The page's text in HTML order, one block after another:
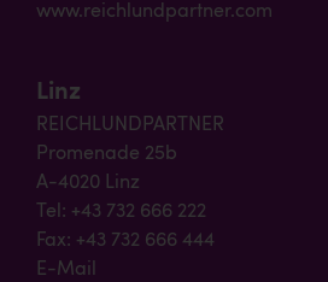
www.reichlundpartner.com
Linz
REICHLUNDPARTNER
Promenade 25b
A-4020 Linz
Tel: +43 732 666 222
Fax: +43 732 666 444
E-Mail